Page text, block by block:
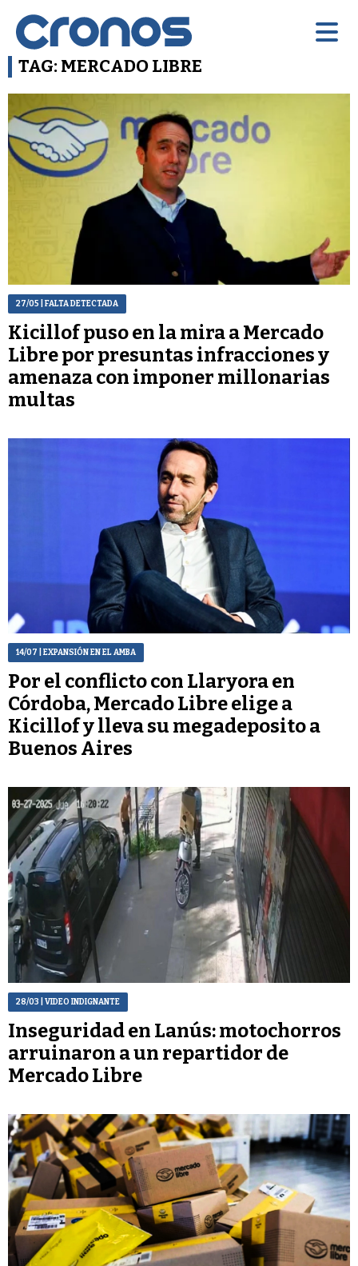
TAG: MERCADO LIBRE
27/05 | FALTA DETECTADA
Kicillof puso en la mira a Mercado
Libre por presuntas infracciones y
amenaza con imponer millonarias
multas
14/07 | EXPANSIÓN EN EL AMBA
Por el conflicto con Llaryora en
Córdoba, Mercado Libre elige a
Kicillof y lleva su megadeposito a
Buenos Aires
28/03 | VIDEO INDIGNANTE
Inseguridad en Lanús: motochorros
arruinaron a un repartidor de
Mercado Libre